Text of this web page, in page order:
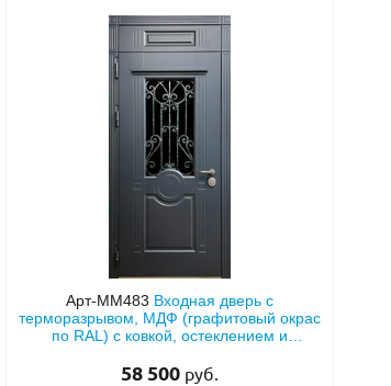
Арт-ММ483 Входная дверь с
терморазрывом, МДФ (графитовый окрас
по RAL) с ковкой, остеклением и
58 500 руб.